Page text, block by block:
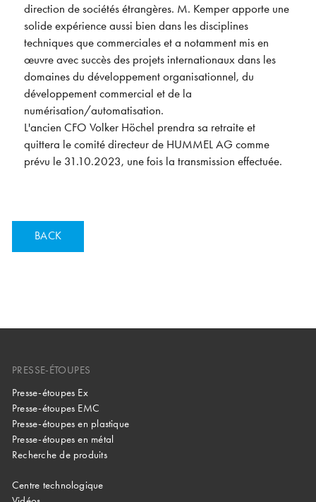
direction de sociétés étrangères. M. Kemper apporte une
solide expérience aussi bien dans les disciplines
techniques que commerciales et a notamment mis en
œuvre avec succès des projets internationaux dans les
domaines du développement organisationnel, du
développement commercial et de la
numérisation/automatisation.
L'ancien CFO Volker Höchel prendra sa retraite et
quittera le comité directeur de HUMMEL AG comme
prévu le 31.10.2023, une fois la transmission effectuée.
BACK
PRESSE-ÉTOUPES
Presse-étoupes Ex
Presse-étoupes EMC
Presse-étoupes en plastique
Presse-étoupes en métal
Recherche de produits
Centre technologique